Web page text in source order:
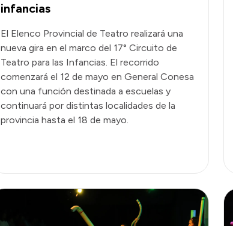
infancias
El Elenco Provincial de Teatro realizará una
nueva gira en el marco del 17° Circuito de
Teatro para las Infancias. El recorrido
comenzará el 12 de mayo en General Conesa
con una función destinada a escuelas y
continuará por distintas localidades de la
provincia hasta el 18 de mayo.